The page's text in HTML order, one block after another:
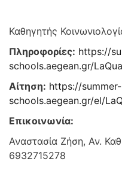
Καθηγητής
Πληροφορίες: https://
schools.aegean.gr/
Αίτηση: https://summer-
schools.aegean.gr/el/
Επικοινωνία:
Αναστασία Ζήση, Αν.
6932715278